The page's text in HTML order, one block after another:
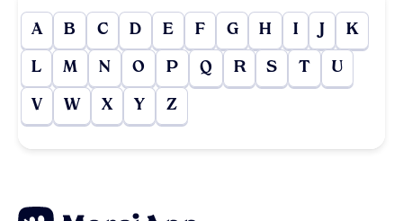
A B C D E F G H I J K
L M N O P Q R S T U
V W X Y Z